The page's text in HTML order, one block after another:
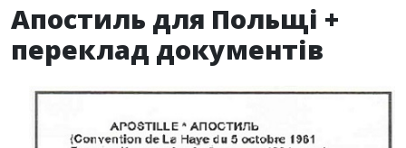
Апостиль для Польщі +
переклад документів